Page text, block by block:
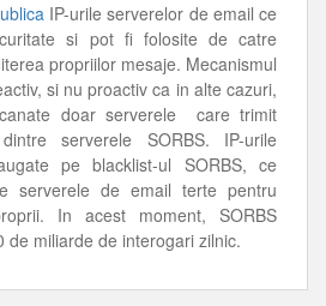
IP-urile serverelor de email ce
si pot fi folosite de catre
propriilor mesaje. Mecanismul
si nu proactiv ca in alte cazuri,
doar serverele care trimit
serverele SORBS. IP-urile
pe blacklist-ul SORBS, ce
serverele de email terte pentru
In acest moment, SORBS
de miliarde de interogari zilnic.